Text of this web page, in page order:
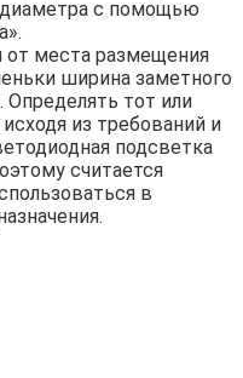
с помощью
от места размещения
ширина заметного
Определять тот или
из требований и
подсветка
считается
в